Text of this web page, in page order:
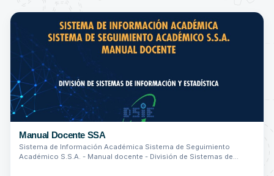
Manual Docente SSA
Sistema de Información Académica Sistema de Seguimiento
Académico S.S.A. - Manual docente - División de Sistemas de